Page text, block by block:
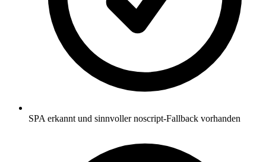
SPA erkannt und sinnvoller noscript-Fallback vorhanden